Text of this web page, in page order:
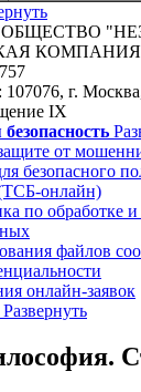
КОМПАНИЯ
107076, г.
IX
от
безопасного
онлайн)
по обработке
файлов
онлайн-заявок
Развернуть